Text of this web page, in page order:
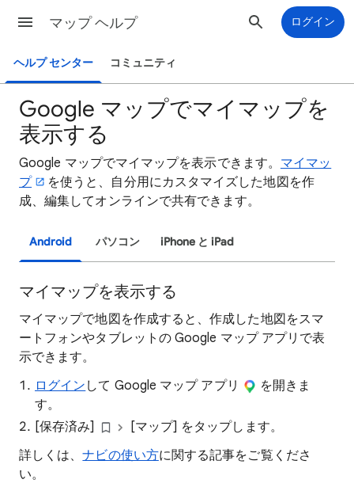
マップ ヘルプ ログイン
ヘルプ センター コミュニティ
Google マップでマイマップを
表示する
Google マップでマイマップを表示できます。 マイマッ
プ
を使うと、自分用にカスタマイズした地図を作
成、編集してオンラインで共有できます。
Android パソコン iPhone と iPad
マイマップを表示する
マイマップで地図を作成すると、作成した地図をスマ
ートフォンやタブレットの Google マップ アプリで表
示できます。
ログイン して Google マップ アプリ
を開きま
す。
[保存済み]
[マップ] をタップします。
詳しくは、ナビの使い方に関する記事をご覧くださ
い。